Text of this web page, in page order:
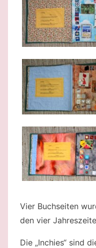
Vier Buchseiten
den vier
Die „Inchies“ sind